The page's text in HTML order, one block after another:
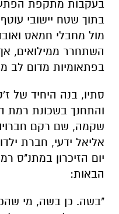
בפתאומיות מדום לב
סתיו, בנה היחיד של
והתחנך בשכונת רמת
שקמה, שם רקם
יום הזיכרון במתנ"ס
הבאות:
"בשה. כן בשה, מי
קוראים לך, תמיד
כמו אח עם זיכרונות
והשיחות, התמיכה